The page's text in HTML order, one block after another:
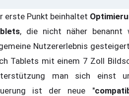
erste Punkt beinhaltet
, die nicht näher benannt
Nutzererlebnis
Tablets mit einem 7 Zoll
man sich einst
ist der neue "